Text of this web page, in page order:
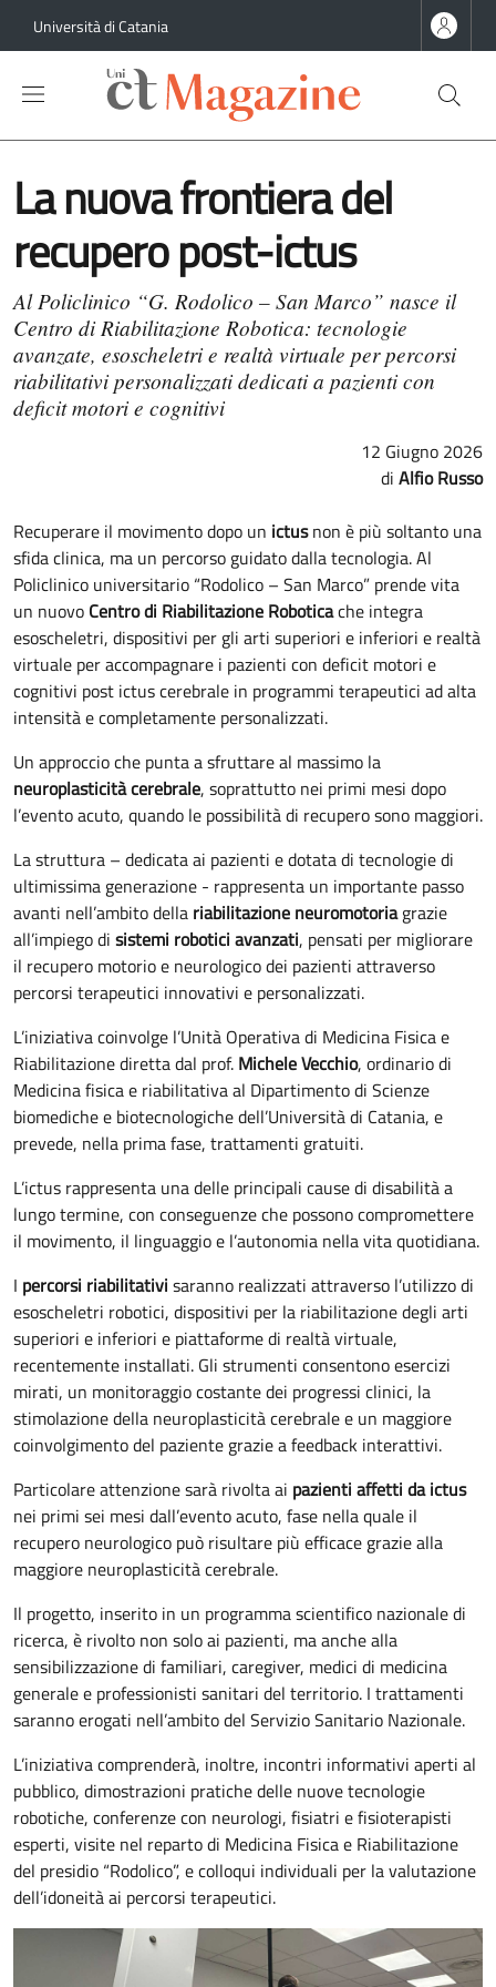
Università di Catania
La nuova frontiera del
recupero post-ictus
Al Policlinico “G. Rodolico – San Marco” nasce il
Centro di Riabilitazione Robotica: tecnologie
avanzate, esoscheletri e realtà virtuale per percorsi
riabilitativi personalizzati dedicati a pazienti con
deficit motori e cognitivi
12 Giugno 2026
Alfio Russo
Recuperare il movimento dopo un ictusnon è più soltanto una
sfida clinica, ma un percorso guidato dalla tecnologia. Al
Policlinico universitario “Rodolico – San Marco” prende vita
un nuovo Centro di Riabilitazione Roboticache integra
esoscheletri, dispositivi per gli arti superiori e inferiori e realtà
virtuale per accompagnare i pazienti con deficit motori e
cognitivi post ictus cerebrale in programmi terapeutici ad alta
intensità e completamente personalizzati.
Un approccio che punta a sfruttare al massimo la
neuroplasticità cerebrale, soprattutto nei primi mesi dopo
l’evento acuto, quando le possibilità di recupero sono maggiori.
La struttura – dedicata ai pazienti e dotata di tecnologie di
ultimissima generazione - rappresenta un importante passo
avanti nell’ambito della riabilitazione neuromotoriagrazie
all’impiego di sistemi robotici avanzati, pensati per migliorare
il recupero motorio e neurologico dei pazienti attraverso
percorsi terapeutici innovativi e personalizzati.
L’iniziativa coinvolge l’Unità Operativa di Medicina Fisica e
Riabilitazione diretta dal prof. Michele Vecchio, ordinario di
Medicina fisica e riabilitativa al Dipartimento di Scienze
biomediche e biotecnologiche dell’Università di Catania, e
prevede, nella prima fase, trattamenti gratuiti.
L’ictus rappresenta una delle principali cause di disabilità a
lungo termine, con conseguenze che possono compromettere
il movimento, il linguaggio e l’autonomia nella vita quotidiana.
I percorsi riabilitativi saranno realizzati attraverso l’utilizzo di
esoscheletri robotici, dispositivi per la riabilitazione degli arti
superiori e inferiori e piattaforme di realtà virtuale,
recentemente installati. Gli strumenti consentono esercizi
mirati, un monitoraggio costante dei progressi clinici, la
stimolazione della neuroplasticità cerebrale e un maggiore
coinvolgimento del paziente grazie a feedback interattivi.
Particolare attenzione sarà rivolta ai pazienti affetti da ictus
nei primi sei mesi dall’evento acuto, fase nella quale il
recupero neurologico può risultare più efficace grazie alla
maggiore neuroplasticità cerebrale.
Il progetto, inserito in un programma scientifico nazionale di
ricerca, è rivolto non solo ai pazienti, ma anche alla
sensibilizzazione di familiari, caregiver, medici di medicina
generale e professionisti sanitari del territorio. I trattamenti
saranno erogati nell’ambito del Servizio Sanitario Nazionale.
L’iniziativa comprenderà, inoltre, incontri informativi aperti al
pubblico, dimostrazioni pratiche delle nuove tecnologie
robotiche, conferenze con neurologi, fisiatri e fisioterapisti
esperti, visite nel reparto di Medicina Fisica e Riabilitazione
del presidio “Rodolico”, e colloqui individuali per la valutazione
dell’idoneità ai percorsi terapeutici.